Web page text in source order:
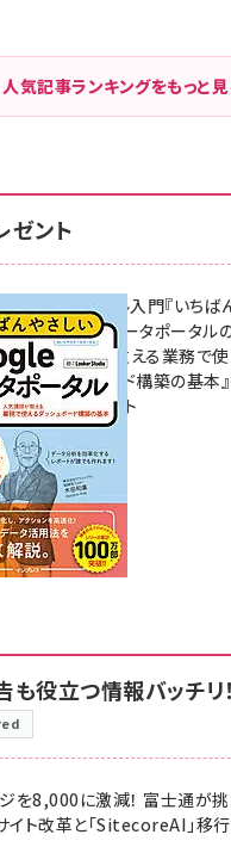
人気記事ランキングをもっと
ゼント
無料BIツール入門『いちば
いGoogleデータポータル
人気講師が教える業務で使
ダッシュボード構築の基本
様にプレゼント
7月31日 10:00
も役立つ情報バッチリ！
を8,000に激減！ 富士通が
イト改革と「SitecoreAI」移